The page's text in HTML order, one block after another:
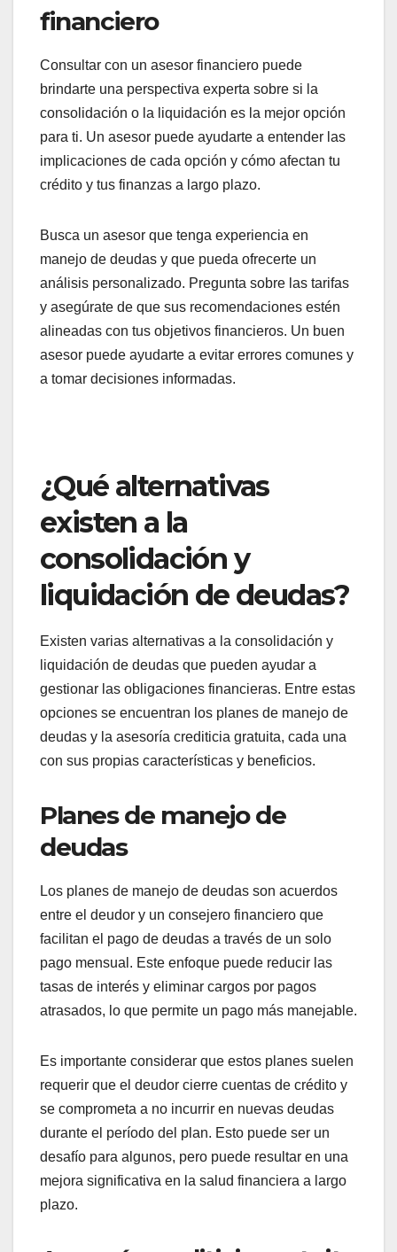
mensual o si necesitas reducir el monto total de la
Considera crear un presupuesto que detalle tus
ingresos y gastos mensuales. Esto te permitirá
identificar áreas donde puedes reducir gastos y
liberar dinero para pagar deudas. También es útil
calcular la relación entre tus deudas y tus ingresos
Consultar con un asesor
financiero
Consultar con un asesor financiero puede
brindarte una perspectiva experta sobre si la
crédito y tus finanzas a largo plazo.
Busca un asesor que tenga experiencia en
manejo de deudas y que pueda ofrecerte un
análisis personalizado. Pregunta sobre las tarifas
y asegúrate de que sus recomendaciones estén
asesor puede ayudarte a evitar errores comunes y
a tomar decisiones informadas.
¿Qué alternativas
existen a la
consolidación y
liquidación de deudas?
Existen varias alternativas a la consolidación y
liquidación de deudas que pueden ayudar a
gestionar las obligaciones financieras. Entre estas
opciones se encuentran los planes de manejo de
deudas y la asesoría crediticia gratuita, cada una
con sus propias características y beneficios.
Planes de manejo de